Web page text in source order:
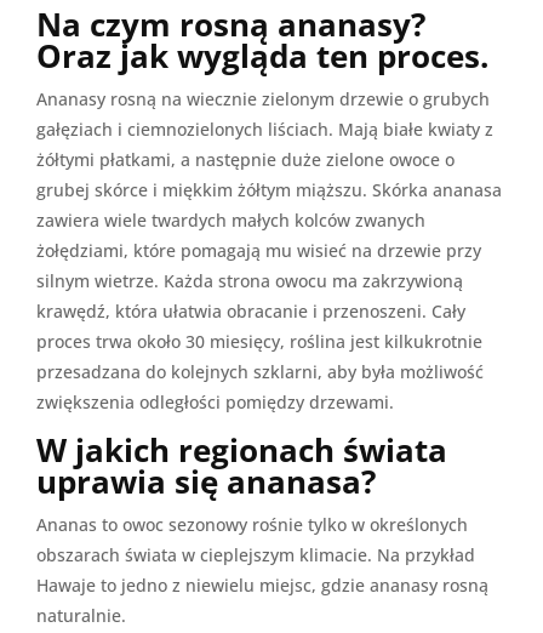
Na czym rosną ananasy?
Oraz jak wygląda ten proces.
Ananasy rosną na wiecznie zielonym drzewie o grubych
gałęziach i ciemnozielonych liściach. Mają białe kwiaty z
żółtymi płatkami, a następnie duże zielone owoce o
grubej skórce i miękkim żółtym miąższu. Skórka ananasa
zawiera wiele twardych małych kolców zwanych
żołędziami, które pomagają mu wisieć na drzewie przy
silnym wietrze. Każda strona owocu ma zakrzywioną
krawędź, która ułatwia obracanie i przenoszeni. Cały
proces trwa około 30 miesięcy, roślina jest kilkukrotnie
przesadzana do kolejnych szklarni, aby była możliwość
zwiększenia odległości pomiędzy drzewami.
W jakich regionach świata
uprawia się ananasa?
Ananas to owoc sezonowy rośnie tylko w określonych
obszarach świata w cieplejszym klimacie. Na przykład
Hawaje to jedno z niewielu miejsc, gdzie ananasy rosną
naturalnie.